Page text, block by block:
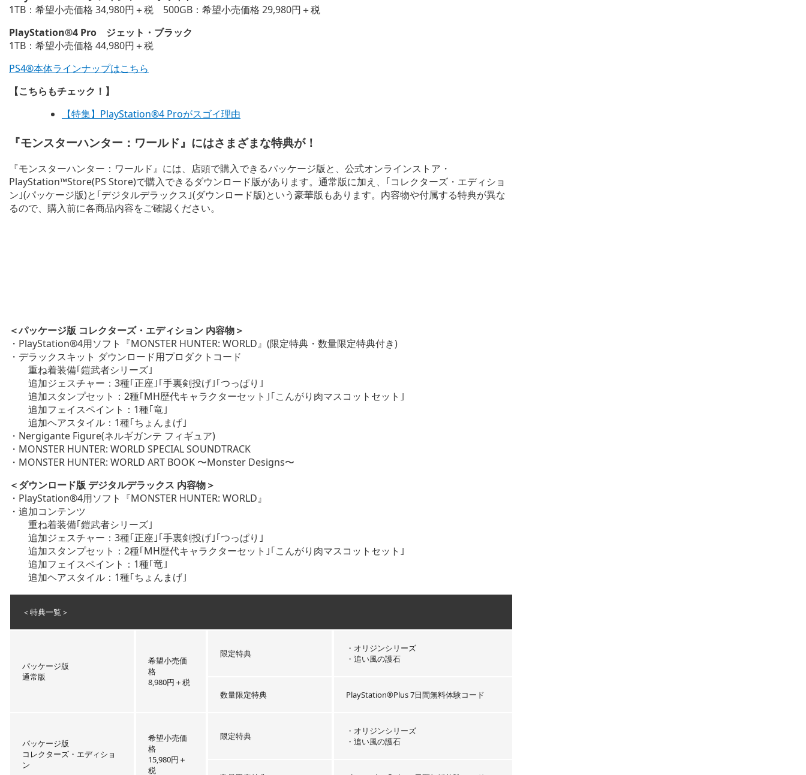
1TB：希望小売価格 34,980円＋税 500GB：希望小売価格 29,980円＋税
PlayStation®4 Pro ジェット・ブラック
1TB：希望小売価格 44,980円＋税
PS4®本体ラインナップはこちら
【こちらもチェック！】
【特集】PlayStation®4 Proがスゴイ理由
『モンスターハンター：ワールド』にはさまざまな特典が！
『モンスターハンター：ワールド』には、店頭で購入できるパッケージ版と、公式オンラインストア・
PlayStation™Store(PS Store)で購入できるダウンロード版があります。通常版に加え、｢コレクターズ・エディショ
ン｣(パッケージ版)と｢デジタルデラックス｣(ダウンロード版)という豪華版もあります。内容物や付属する特典が異な
るので、購入前に各商品内容をご確認ください。
＜パッケージ版 コレクターズ・エディション 内容物＞
・PlayStation®4用ソフト『MONSTER HUNTER: WORLD』(限定特典・数量限定特典付き)
・デラックスキット ダウンロード用プロダクトコード
重ね着装備｢鎧武者シリーズ｣
追加ジェスチャー：3種｢正座｣｢手裏剣投げ｣｢つっぱり｣
追加スタンプセット：2種｢MH歴代キャラクターセット｣｢こんがり肉マスコットセット｣
追加フェイスペイント：1種｢竜｣
追加ヘアスタイル：1種｢ちょんまげ｣
・Nergigante Figure(ネルギガンテ フィギュア)
・MONSTER HUNTER: WORLD SPECIAL SOUNDTRACK
・MONSTER HUNTER: WORLD ART BOOK 〜Monster Designs〜
＜ダウンロード版 デジタルデラックス 内容物＞
・PlayStation®4用ソフト『MONSTER HUNTER: WORLD』
・追加コンテンツ
重ね着装備｢鎧武者シリーズ｣
追加ジェスチャー：3種｢正座｣｢手裏剣投げ｣｢つっぱり｣
追加スタンプセット：2種｢MH歴代キャラクターセット｣｢こんがり肉マスコットセット｣
追加フェイスペイント：1種｢竜｣
追加ヘアスタイル：1種｢ちょんまげ｣
＜特典一覧＞
パッケージ版
通常版
希望小売価
格
8,980円＋税
限定特典
・オリジンシリーズ
・追い風の護石
数量限定特典 PlayStation®Plus 7日間無料体験コード
パッケージ版
コレクターズ・エディショ
ン
希望小売価
格
15,980円＋
税
限定特典
・オリジンシリーズ
・追い風の護石